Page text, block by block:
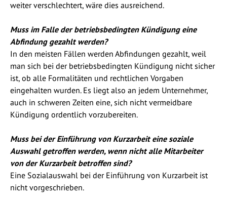
weiter verschlechtert, wäre dies ausreichend.
Muss im Falle der betriebsbedingten Kündigung eine
Abfindung gezahlt werden?
In den meisten Fällen werden Abfindungen gezahlt, weil
man sich bei der betriebsbedingten Kündigung nicht sicher
ist, ob alle Formalitäten und rechtlichen Vorgaben
eingehalten wurden. Es liegt also an jedem Unternehmer,
auch in schweren Zeiten eine, sich nicht vermeidbare
Kündigung ordentlich vorzubereiten.
Muss bei der Einführung von Kurzarbeit eine soziale
Auswahl getroffen werden, wenn nicht alle Mitarbeiter
von der Kurzarbeit betroffen sind?
Eine Sozialauswahl bei der Einführung von Kurzarbeit ist
nicht vorgeschrieben.